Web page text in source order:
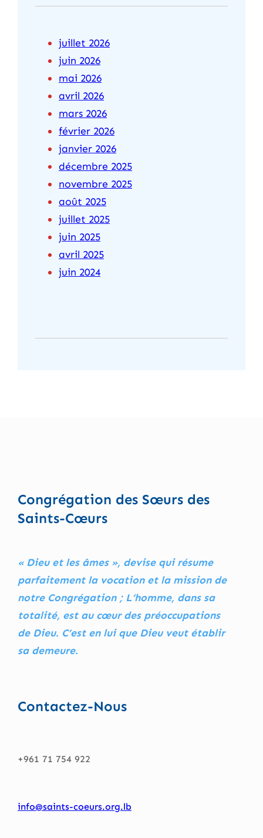
juillet 2026
juin 2026
mai 2026
avril 2026
mars 2026
février 2026
janvier 2026
décembre 2025
novembre 2025
août 2025
juillet 2025
juin 2025
avril 2025
juin 2024
Congrégation des Sœurs des
Saints-Cœurs
« Dieu et les âmes », devise qui résume
parfaitement la vocation et la mission de
notre Congrégation ; L’homme, dans sa
totalité, est au cœur des préoccupations
de Dieu. C’est en lui que Dieu veut établir
sa demeure.
Contactez-Nous
+961 71 754 922
info@saints-coeurs.org.lb